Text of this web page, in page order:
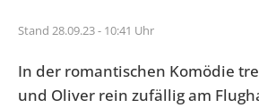
Stand 28.09.23 - 10:41 Uhr
In der romantischen Komödie
und Oliver rein zufällig am